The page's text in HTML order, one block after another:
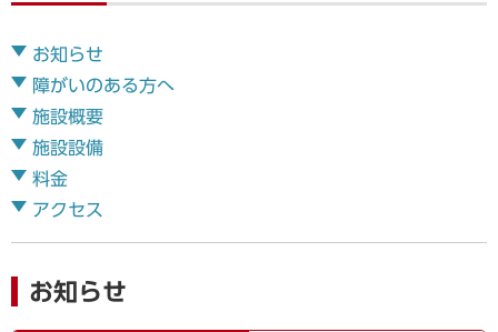
お知らせ
障がいのある方へ
施設概要
施設設備
料金
アクセス
お知らせ